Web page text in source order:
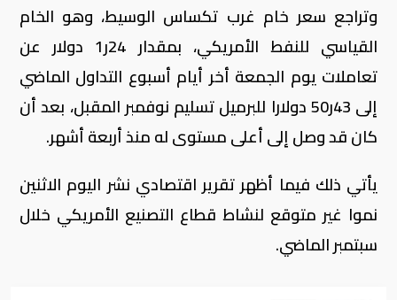
وتراجع سعر خام غرب تكساس الوسيط، وهو الخام
القياسي للنفط الأمريكي، بمقدار 24ر1 دولار عن
تعاملات يوم الجمعة أخر أيام أسبوع التداول الماضي
إلى 43ر50 دولارا للبرميل تسليم نوفمبر المقبل، بعد أن
كان قد وصل إلى أعلى مستوى له منذ أربعة أشهر.
يأتي ذلك فيما أظهر تقرير اقتصادي نشر اليوم الاثنين
نموا غير متوقع لنشاط قطاع التصنيع الأمريكي خلال
سبتمبر الماضي.